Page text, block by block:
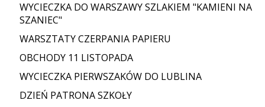
WYCIECZKA DO WARSZAWY SZLAKIEM "KAMIENI NA
SZANIEC"
WARSZTATY CZERPANIA PAPIERU
OBCHODY 11 LISTOPADA
WYCIECZKA PIERWSZAKÓW DO LUBLINA
DZIEŃ PATRONA SZKOŁY